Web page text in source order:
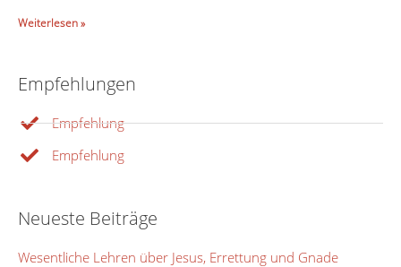
Weiterlesen »
Empfehlungen
Empfehlung
Empfehlung
Neueste Beiträge
Wesentliche Lehren über Jesus, Errettung und Gnade